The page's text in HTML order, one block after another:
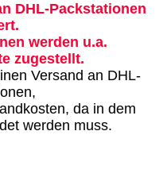
DHL-Packstationen
werden u.a.
zugestellt.
Versand an DHL-
da in dem
werden muss.